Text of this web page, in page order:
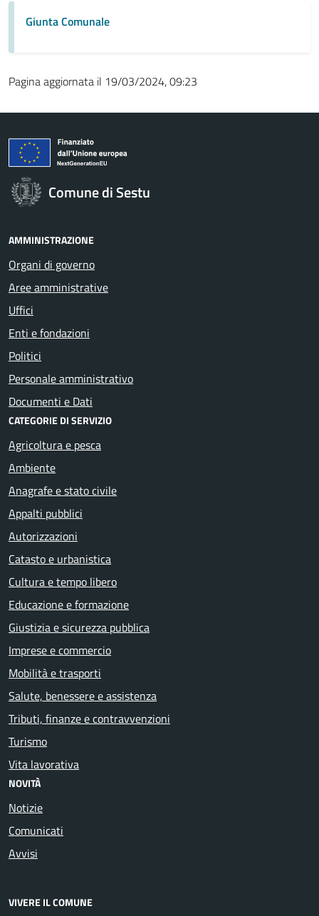
Giunta Comunale
Pagina aggiornata il 19/03/2024, 09:23
Comune di Sestu
AMMINISTRAZIONE
Organi di governo
Aree amministrative
Uffici
Enti e fondazioni
Politici
Personale amministrativo
Documenti e Dati
CATEGORIE DI SERVIZIO
Agricoltura e pesca
Ambiente
Anagrafe e stato civile
Appalti pubblici
Autorizzazioni
Catasto e urbanistica
Cultura e tempo libero
Educazione e formazione
Giustizia e sicurezza pubblica
Imprese e commercio
Mobilità e trasporti
Salute, benessere e assistenza
Tributi, finanze e contravvenzioni
Turismo
Vita lavorativa
NOVITÀ
Notizie
Comunicati
Avvisi
VIVERE IL COMUNE